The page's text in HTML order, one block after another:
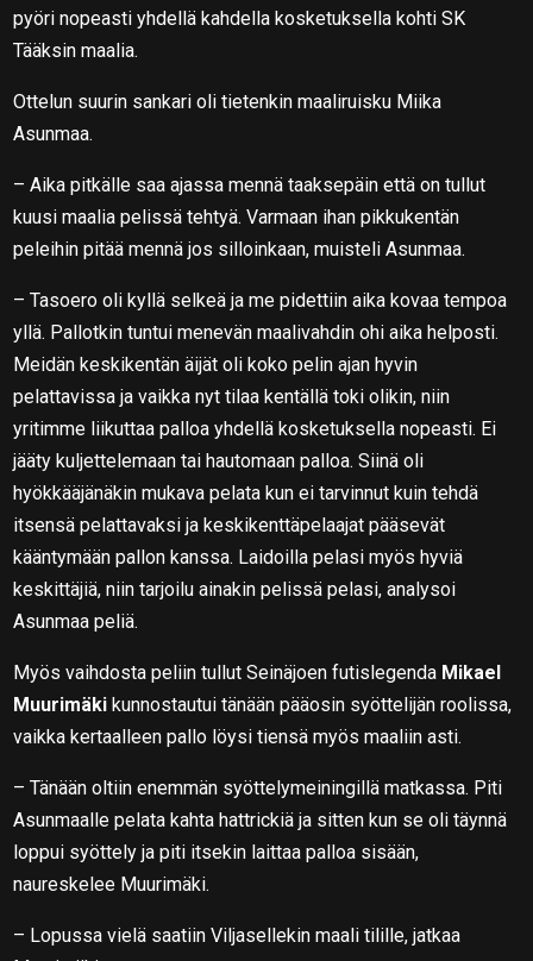
pyöri nopeasti yhdellä kahdella kosketuksella kohti SK
Tääksin maalia.
Ottelun suurin sankari oli tietenkin maaliruisku Miika
Asunmaa.
– Aika pitkälle saa ajassa mennä taaksepäin että on tullut
kuusi maalia pelissä tehtyä. Varmaan ihan pikkukentän
peleihin pitää mennä jos silloinkaan, muisteli Asunmaa.
– Tasoero oli kyllä selkeä ja me pidettiin aika kovaa tempoa
yllä. Pallotkin tuntui menevän maalivahdin ohi aika helposti.
Meidän keskikentän äijät oli koko pelin ajan hyvin
pelattavissa ja vaikka nyt tilaa kentällä toki olikin, niin
yritimme liikuttaa palloa yhdellä kosketuksella nopeasti. Ei
jääty kuljettelemaan tai hautomaan palloa. Siinä oli
hyökkääjänäkin mukava pelata kun ei tarvinnut kuin tehdä
itsensä pelattavaksi ja keskikenttäpelaajat pääsevät
kääntymään pallon kanssa. Laidoilla pelasi myös hyviä
keskittäjiä, niin tarjoilu ainakin pelissä pelasi, analysoi
Asunmaa peliä.
Myös vaihdosta peliin tullut Seinäjoen futislegenda Mikael
Muurimäki kunnostautui tänään pääosin syöttelijän roolissa,
vaikka kertaalleen pallo löysi tiensä myös maaliin asti.
– Tänään oltiin enemmän syöttelymeiningillä matkassa. Piti
Asunmaalle pelata kahta hattrickiä ja sitten kun se oli täynnä
loppui syöttely ja piti itsekin laittaa palloa sisään,
naureskelee Muurimäki.
– Lopussa vielä saatiin Viljasellekin maali tilille, jatkaa